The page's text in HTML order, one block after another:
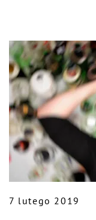
7 lutego 2019